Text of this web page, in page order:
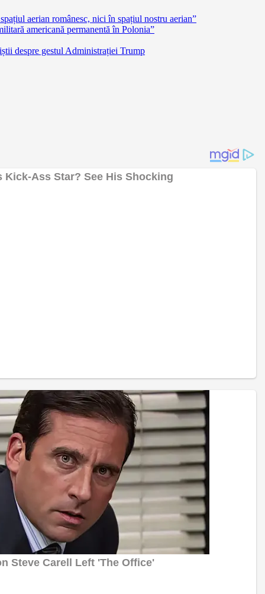
aerian românesc, nici în spațiul nostru aerian”
americană permanentă în Polonia”
despre gestul Administrației Trump